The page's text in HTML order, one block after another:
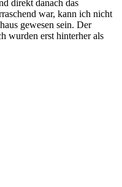
direkt danach das
war, kann ich nicht
gewesen sein. Der
wurden erst hinterher als